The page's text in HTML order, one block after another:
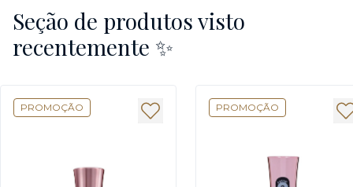
Seção de produtos visto
recentemente ✨
PROMOÇÃO PROMOÇÃO